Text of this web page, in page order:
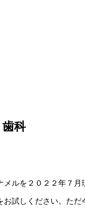
科
ルを２０２２年７
試しください。ただ